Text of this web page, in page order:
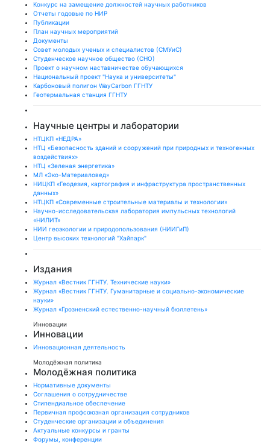
Конкурс на замещение должностей научных работников
Отчеты годовые по НИР
Публикации
План научныx мероприятий
Документы
Совет молодых ученых и специалистов (СМУиС)
Студенческое научное общество (СНО)
Проект о научном наставничестве обучающихся
Национальный проект "Наука и университеты"
Карбоновый полигон WayCarbon ГГНТУ
Геотермальная станция ГГНТУ
Научные центры и лаборатории
НТЦКП «НЕДРА»
НТЦ «Безопасность зданий и сооружений при природных и техногенных
воздействиях»
НТЦ «Зеленая энергетика»
МЛ «Эко-Материаловед»
НИЦКП «Геодезия, картография и инфраструктура пространственных
данных»
НТЦКП «Современные строительные материалы и технологии»
Научно-исследовательская лаборатория импульсных технологий
«НИЛИТ»
НИИ геоэкологии и природопользования (НИИГиП)
Центр высоких технологий "Хайпарк"
Издания
Журнал «Вестник ГГНТУ. Технические науки»
Журнал «Вестник ГГНТУ. Гуманитарные и социально-экономические
науки»
Журнал «Грозненский естественно-научный бюллетень»
Инновации
Инновации
Инновационная деятельность
Молодёжная политика
Молодёжная политика
Нормативные документы
Соглашения о сотрудничестве
Стипендиальное обеспечение
Первичная профсоюзная организация сотрудников
Студенческие организации и объединения
Актуальные конкурсы и гранты
Форумы, конференции